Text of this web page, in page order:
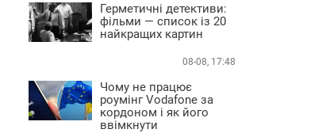
Герметичні детективи:
фільми — список із 20
найкращих картин
08-08, 17:48
Чому не працює
роумінг Vodafone за
кордоном і як його
ввімкнути